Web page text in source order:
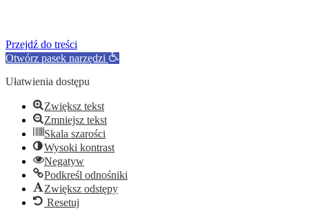
Przejdź do treści
Otwórz pasek narzędzi
Ułatwienia dostępu
Zwiększ tekst
Zmniejsz tekst
Skala szarości
Wysoki kontrast
Negatyw
Podkreśl odnośniki
Zwiększ odstępy
Resetuj